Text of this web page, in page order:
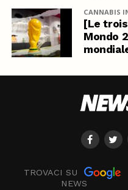
CANNABIS
[Le
Mondo
TROVACI SU
NEWS